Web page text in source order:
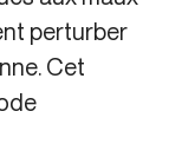
perturber
Cet